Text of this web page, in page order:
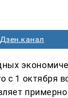
с 1 октября